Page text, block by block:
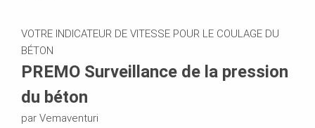
VOTRE INDICATEUR DE VITESSE POUR LE COULAGE DU
BÉTON
PREMO Surveillance de la pression
du béton
par Vemaventuri